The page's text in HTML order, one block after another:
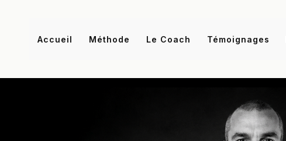
Accueil Méthode Le Coach Témoignages